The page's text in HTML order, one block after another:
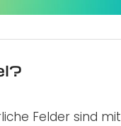
Felder sind mit